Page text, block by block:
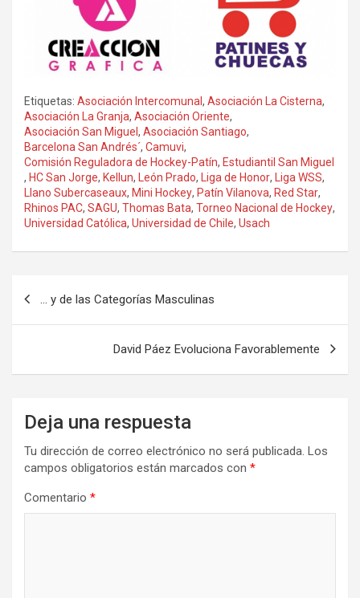
Etiquetas: Asociación Intercomunal , Asociación La Cisterna,
Asociación La Granja, Asociación Oriente,
Asociación San Miguel , Asociación Santiago,
Barcelona San Andrés´, Camuvi,
Comisión Reguladora de Hockey-Patín, Estudiantil San Miguel
, HC San Jorge, Kellun, León Prado, Liga de Honor, Liga WSS,
Llano Subercaseaux, Mini Hockey, Patín Vilanova, Red Star,
Rhinos PAC, SAGU, Thomas Bata, Torneo Nacional de Hockey,
Universidad Católica, Universidad de Chile, Usach
… y de las Categorías Masculinas
David Páez Evoluciona Favorablemente
Deja una respuesta
Tu dirección de correo electrónico no será publicada. Los
campos obligatorios están marcados con *
Comentario *